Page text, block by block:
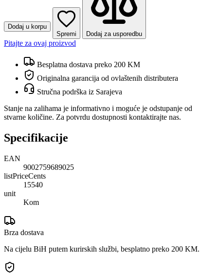
Dodaj u korpu
Spremi
Dodaj za usporedbu
Pitajte za ovaj proizvod
Besplatna dostava preko 200 KM
Originalna garancija od ovlaštenih distributera
Stručna podrška iz Sarajeva
Stanje na zalihama je informativno i moguće je odstupanje od
stvarne količine. Za potvrdu dostupnosti kontaktirajte nas.
Specifikacije
EAN
9002759689025
listPriceCents
15540
unit
Kom
Brza dostava
Na cijelu BiH putem kurirskih službi, besplatno preko 200 KM.